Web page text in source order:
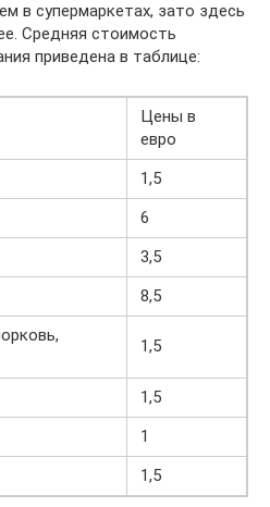
в супермаркетах, зато здесь
Средняя стоимость
приведена в таблице:
Цены в
евро
1,5
6
3,5
8,5
1,5
1,5
1
1,5